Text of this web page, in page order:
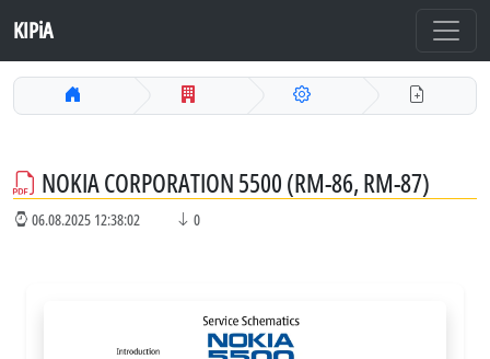
KIPiA
NOKIA CORPORATION 5500 (RM-86, RM-87)
06.08.2025 12:38:02 0